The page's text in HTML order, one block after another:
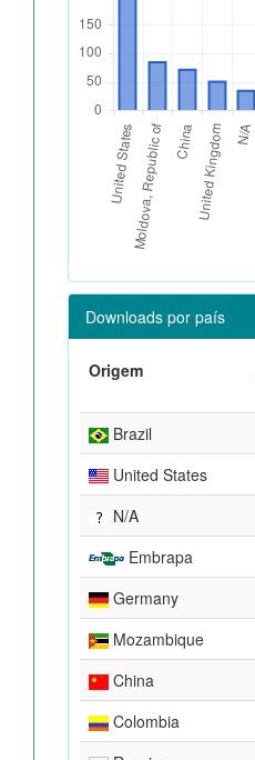
Downloads por país
Origem
Brazil
United States
N/A
Embrapa
Germany
Mozambique
China
Colombia